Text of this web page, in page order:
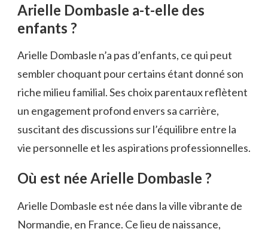
Arielle Dombasle a-t-elle des
enfants ?
Arielle Dombasle n’a pas d’enfants, ce qui peut
sembler choquant pour certains étant donné son
riche milieu familial. Ses choix parentaux reflètent
un engagement profond envers sa carrière,
suscitant des discussions sur l’équilibre entre la
vie personnelle et les aspirations professionnelles.
Où est née Arielle Dombasle ?
Arielle Dombasle est née dans la ville vibrante de
Normandie, en France. Ce lieu de naissance,